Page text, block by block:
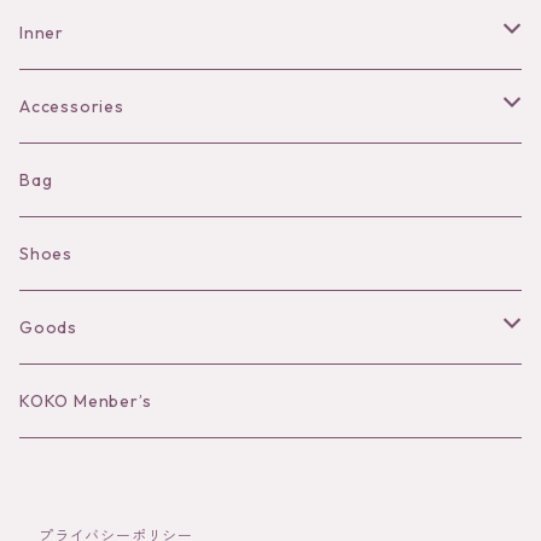
Pants
Inner
Bra
Shorts
Camisole
Long sleeve
Accessories
Necklace
Pierce/Earring
Ear Cuff
Bracelet／Bangle
Bag
Shoes
Goods
Hat
KOKO Menber’s
プライバシーポリシー